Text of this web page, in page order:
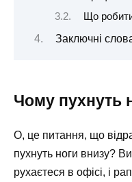
Що
Заключні
Чому пухнуть
О, це питання, що
пухнуть ноги внизу?
рухаєтеся в офісі, і